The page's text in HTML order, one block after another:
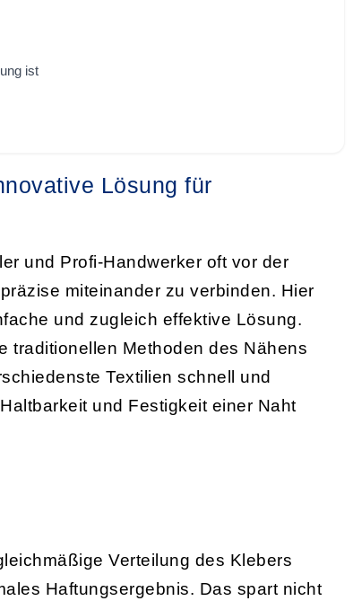
ist
Lösung für
und Profi-Handwerker oft vor der
miteinander zu verbinden. Hier
und zugleich effektive Lösung.
traditionellen Methoden des Nähens
Textilien schnell und
und Festigkeit einer Naht
Verteilung des Klebers
Haftungsergebnis. Das spart nicht